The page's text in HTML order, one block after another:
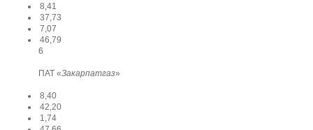
8,41
37,73
7,07
46,79
6
ПАТ «Закарпатгаз»
8,40
42,20
1,74